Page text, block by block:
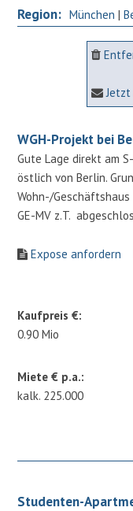
Region: München |
WGH-Projekt bei
Gute Lage direkt am
östlich von Berlin.
Wohn-/Geschäftshaus
GE-MV z.T.
Expose anfordern
Kaufpreis €:
0.90 Mio
Miete € p.a.:
kalk. 225.000
Studenten-